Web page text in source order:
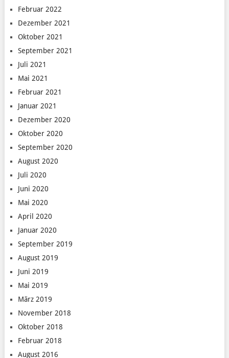
Februar 2022
Dezember 2021
Oktober 2021
September 2021
Juli 2021
Mai 2021
Februar 2021
Januar 2021
Dezember 2020
Oktober 2020
September 2020
August 2020
Juli 2020
Juni 2020
Mai 2020
April 2020
Januar 2020
September 2019
August 2019
Juni 2019
Mai 2019
März 2019
November 2018
Oktober 2018
Februar 2018
August 2016